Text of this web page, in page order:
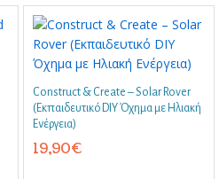
Construct & Create – Solar Rover
(Εκπαιδευτικό DIY Όχημα με Ηλιακή
Ενέργεια)
19,90€